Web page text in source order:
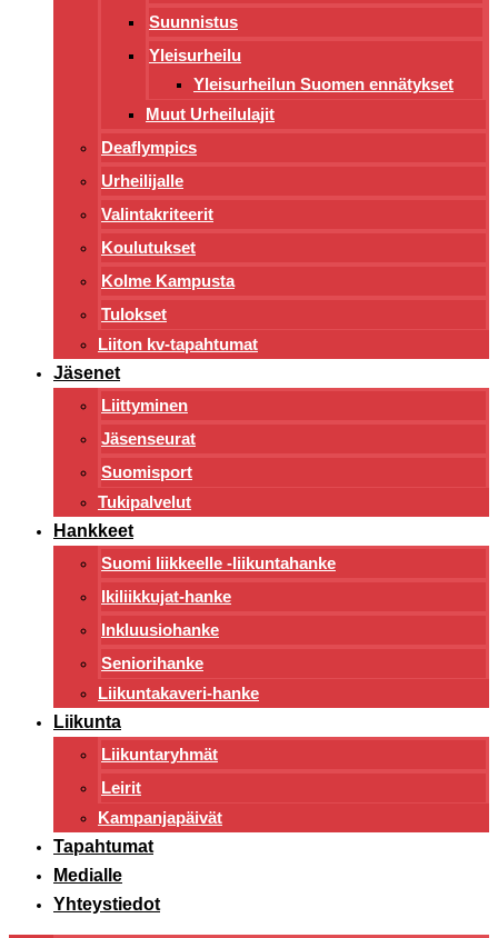
Suunnistus
Yleisurheilu
Yleisurheilun Suomen ennätykset
Muut Urheilulajit
Deaflympics
Urheilijalle
Valintakriteerit
Koulutukset
Kolme Kampusta
Tulokset
Liiton kv-tapahtumat
Jäsenet
Liittyminen
Jäsenseurat
Suomisport
Tukipalvelut
Hankkeet
Suomi liikkeelle -liikuntahanke
Ikiliikkujat-hanke
Inkluusiohanke
Seniorihanke
Liikuntakaveri-hanke
Liikunta
Liikuntaryhmät
Leirit
Kampanjapäivät
Tapahtumat
Medialle
Yhteystiedot